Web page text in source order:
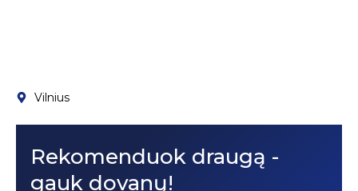
Vilnius
Rekomenduok draugą -
gauk dovanų!